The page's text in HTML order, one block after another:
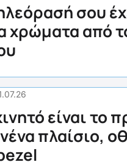
σου
χρώματα από
είναι το
πλαίσιο,